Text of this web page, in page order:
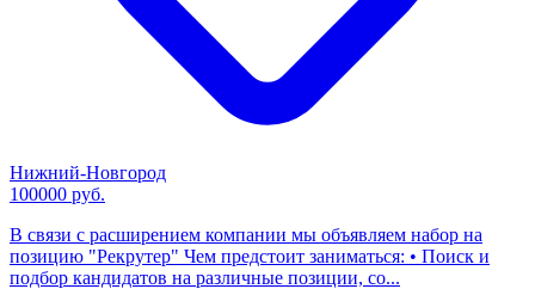
Нижний-Новгород
100000 руб.
В связи с расширением компании мы объявляем набор на
позицию "Рекрутер" Чем предстоит заниматься: • Поиск и
подбор кандидатов на различные позиции, со...